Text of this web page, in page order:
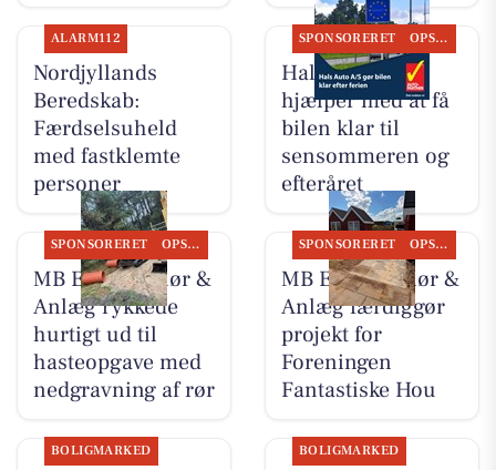
ALARM112
Nordjyllands
Beredskab:
Færdselsuheld
med fastklemte
personer
SPONSORERET OPSLAGSTAVLEN
Hals Auto A/S
hjælper med at få
bilen klar til
sensommeren og
efteråret
SPONSORERET OPSLAGSTAVLEN
MB Entreprenør &
Anlæg rykkede
hurtigt ud til
hasteopgave med
nedgravning af rør
SPONSORERET OPSLAGSTAVLEN
MB Entreprenør &
Anlæg færdiggør
projekt for
Foreningen
Fantastiske Hou
BOLIGMARKED BOLIGMARKED